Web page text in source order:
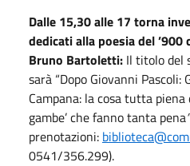
Dalle 15,30 alle 17 torna
dedicati alla poesia del
Bruno Bartoletti: Il titolo del
sarà “Dopo Giovanni Pascoli:
Campana: la cosa tutta piena
gambe’ che fanno tanta pena”
prenotazioni:
0541/356.299).